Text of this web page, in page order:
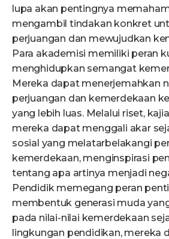
lupa akan pentingnya
mengambil tindakan konkret
perjuangan dan mewujudkan
Para akademisi memiliki peran
menghidupkan semangat
Mereka dapat menerjemahkan
perjuangan dan kemerdekaan
yang lebih luas. Melalui riset,
mereka dapat menggali akar
sosial yang melatarbelakangi
kemerdekaan, menginspirasi
tentang apa artinya menjadi
Pendidik memegang peran
membentuk generasi muda
pada nilai-nilai kemerdekaan
lingkungan pendidikan, mereka